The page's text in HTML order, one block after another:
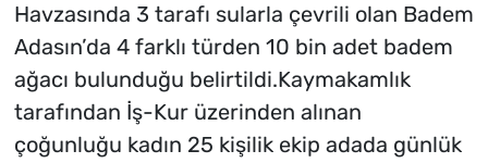
Havzasında 3 tarafı sularla çevrili olan Badem
Adasın’da 4 farklı türden 10 bin adet badem
ağacı bulunduğu belirtildi.Kaymakamlık
tarafından İş-Kur üzerinden alınan
çoğunluğu kadın 25 kişilik ekip adada günlük